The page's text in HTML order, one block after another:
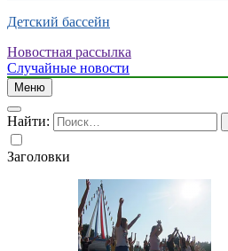
Детский бассейн
Новостная рассылка
Случайные новости
Меню
Найти:
Заголовки